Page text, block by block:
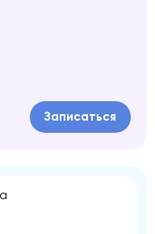
Записаться